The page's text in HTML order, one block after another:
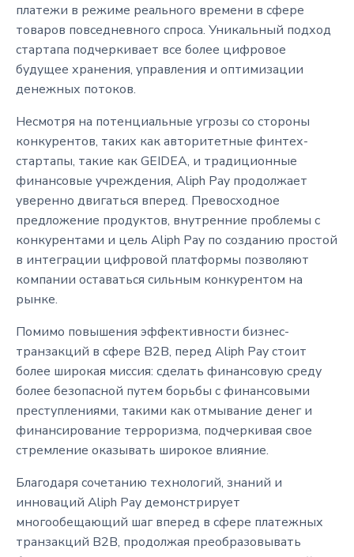
платежи в режиме реального времени в сфере
товаров повседневного спроса. Уникальный подход
стартапа подчеркивает все более цифровое
будущее хранения, управления и оптимизации
денежных потоков.
Несмотря на потенциальные угрозы со стороны
конкурентов, таких как авторитетные финтех-
стартапы, такие как GEIDEA, и традиционные
финансовые учреждения, Aliph Pay продолжает
уверенно двигаться вперед. Превосходное
предложение продуктов, внутренние проблемы с
конкурентами и цель Aliph Pay по созданию простой
в интеграции цифровой платформы позволяют
компании оставаться сильным конкурентом на
рынке.
Помимо повышения эффективности бизнес-
транзакций в сфере B2B, перед Aliph Pay стоит
более широкая миссия: сделать финансовую среду
более безопасной путем борьбы с финансовыми
преступлениями, такими как отмывание денег и
финансирование терроризма, подчеркивая свое
стремление оказывать широкое влияние.
Благодаря сочетанию технологий, знаний и
инноваций Aliph Pay демонстрирует
многообещающий шаг вперед в сфере платежных
транзакций B2B, продолжая преобразовывать